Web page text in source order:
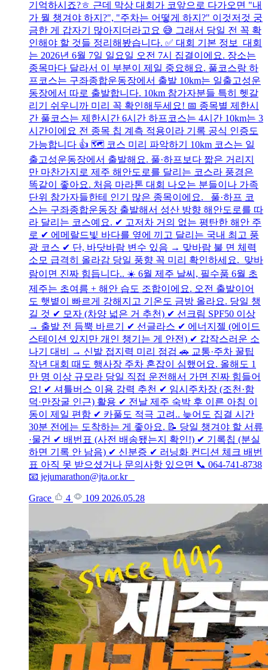
기억하시죠?ㅎ 근데 막상 대회가 코앞으로 다가오면 "내
가 뭘 챙겨야 하지?", "주차는 어떻게 하지?" 이것저것 궁
금한 게 갑자기 많아지더라고요 😅 그래서 당일 전 꼭 확
인해야 할 것들 정리해봤습니다. ✅ 대회 기본 정보 대회
는 2026년 6월 7일 일요일 오전 7시 집결이에요. 장소는
종목마다 달라서 이 부분이 제일 중요해요. 풀코스랑 하
프코스는 구좌종합운동장에서 출발 10km는 일출고성운
동장에서 따로 출발합니다. 10km 참가자분들 특히 헷갈
리기 쉬우니까 미리 꼭 확인해두세요! 📅 종목별 제한시
간 풀코스는 제한시간 6시간 하프코스는 4시간 10km는 3
시간이에요 전 종목 칩 계측 적용이라 기록 공식 인증도
가능합니다 👍 🗺️ 코스 미리 파악하기 10km 코스는 일
출고성운동장에서 출발해요. 풀·하프보다 짧은 거리지
만 마찬가지로 제주 해안도로를 달리는 코스라 풍경은
똑같이 좋아요. 처음 마라톤 대회 나오는 분들이나 가족
단위 참가자들한테 인기 많은 종목이에요. 풀·하프 코
스는 구좌종합운동장 출발해서 성산 방향 해안도로를 따
라 달리는 코스예요. ✔ 고저차 거의 없는 평탄한 해안 주
로 ✔ 에메랄드빛 바다를 옆에 끼고 달리는 국내 최고 풍
광 코스 ✔ 단, 바닷바람 변수 있음 → 맞바람 불 면 체력
소모 급격히 올라감 당일 풍향 꼭 미리 확인하세요. 맞바
람이면 진짜 힘듭니다.. ☀️ 6월 제주 날씨, 필수품 6월 초
제주는 초여름 + 해안 습도 조합이에요. 오전 출발이어
도 햇볕이 빠르게 강해지고 기온도 금방 올라요. 당일 챙
길 것 ✔ 모자 (차양 넓은 거 추천) ✔ 선크림 SPF50 이상
→ 출발 전 듬뿍 바르기 ✔ 선글라스 ✔ 에너지젤 (에이드
스테이션 있지만 개인 챙기는 게 안전) ✔ 갑작스러운 소
나기 대비 → 신발 접지력 미리 점검 🚗 교통·주차 꿀팁
작년 대회 때도 행사장 주차 혼잡이 심했어요. 올해도 1
만 명 이상 규모라 당일 직접 운전해서 가면 진짜 힘들어
요! ✔ 셔틀버스 이용 강력 추천 ✔ 임시주차장 (조천·함
덕·만장굴 인근) 활용 ✔ 전날 제주 숙박 후 이른 아침 이
동이 제일 편함 ✔ 카풀도 적극 고려.. 늦어도 집결 시간
30분 전에는 도착하는 게 좋아요. 📝 당일 챙겨야 할 서류
·물건 ✔ 배번표 (사전 배송됐는지 확인!) ✔ 기록칩 (분실
하면 기록 안 남음) ✔ 신분증 ✔ 러닝화 컨디션 체크 배번
표 아직 못 받으셨거나 문의사항 있으면 📞 064-741-8738
📧 jejumarathon@jta.or.kr
Grace 4 109 2026.05.28